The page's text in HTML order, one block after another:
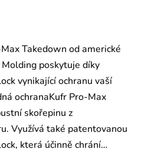
Takedown od americké
poskytuje díky
vynikající ochranu vaší
ochranaKufr Pro-Max
skořepinu z
Využívá také patentovanou
která účinně chrání…